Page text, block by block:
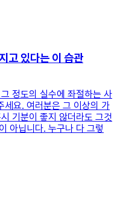
고 있다는 이 습관
정도의 실수에 좌절하는 사
세요. 여러분은 그 이상의 가
기분이 좋지 않더라도 그것
아닙니다. 누구나 다 그렇